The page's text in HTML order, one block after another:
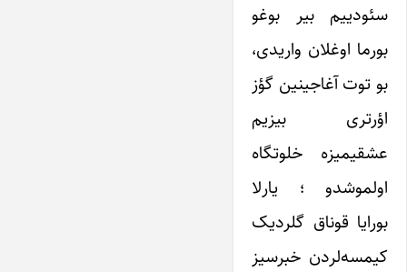
سئودییم بیر بوغو
بورما اوغلان واریدی،
بو توت آغاجینین گؤز
اؤرتری بیزیم
عشقیمیزه خلوتگاه
اولموشدو ؛ یارلا
بورایا قوناق گلردیک
کیمسه‌لردن خبرسیز